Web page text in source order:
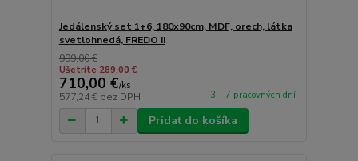
Jedálenský set 1+6, 180x90cm, MDF, orech, látka
svetlohnedá, FREDO II
999,00 €
Ušetríte 289,00 €
710,00 €/ks
577,24 € bez DPH 3 – 7 pracovných dní
Pridať do košíka